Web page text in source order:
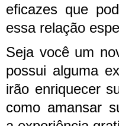
eficazes que
essa relação
Seja você um
possui alguma
irão enriquecer
como amansar